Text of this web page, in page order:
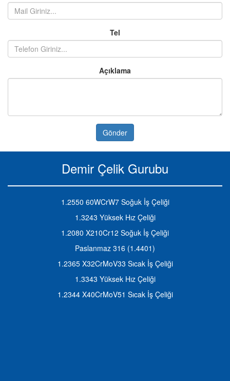
Tel
Açıklama
Gönder
Demir Çelik Gurubu
1.2550 60WCrW7 Soğuk İş Çeliği
1.3243 Yüksek Hız Çeliği
1.2080 X210Cr12 Soğuk İş Çeliği
Paslanmaz 316 (1.4401)
1.2365 X32CrMoV33 Sıcak İş Çeliği
1.3343 Yüksek Hız Çeliği
1.2344 X40CrMoV51 Sıcak İş Çeliği